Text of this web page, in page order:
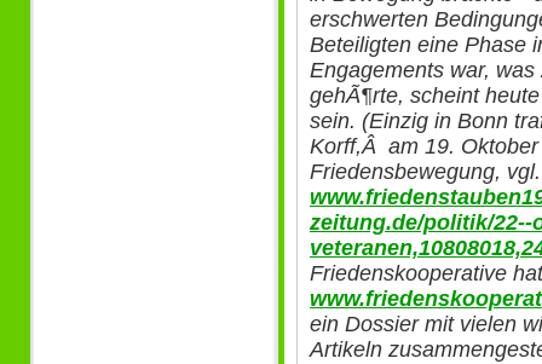
erschwerten
Beteiligten eine Phase
Engagements war,
gehÃ¶rte, scheint
sein. (Einzig in Bonn
Korff,Â am 19.
Friedensbewegung, vgl.
zeitung.de/politik/22--
Friedenskooperative
ein Dossier mit vielen
Artikeln